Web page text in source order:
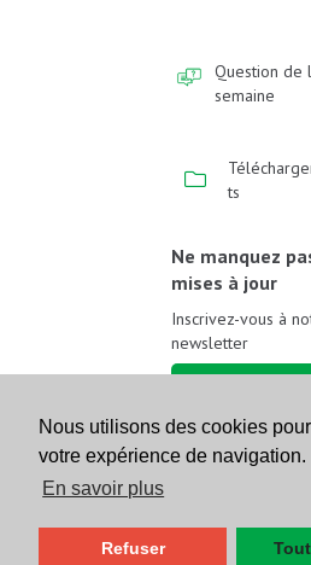
Nous utilisons des cookies
votre expérience de navigation.
En savoir plus
Refuser
Question de
semaine
ts
Ne manquez
mises à jour
Inscrivez-vous à
newsletter
Suivez-nous sur les